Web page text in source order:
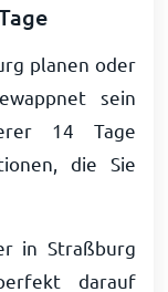
planen oder
sein
14 Tage
die Sie
in Straßburg
darauf